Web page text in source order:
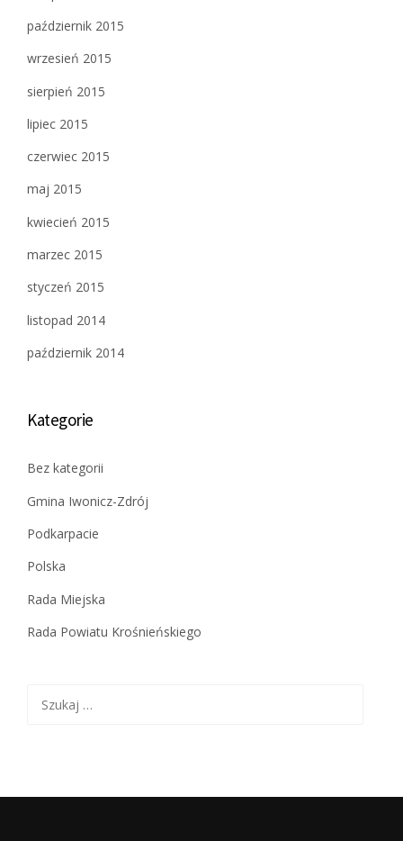
październik 2015
wrzesień 2015
sierpień 2015
lipiec 2015
czerwiec 2015
maj 2015
kwiecień 2015
marzec 2015
styczeń 2015
listopad 2014
październik 2014
Kategorie
Bez kategorii
Gmina Iwonicz-Zdrój
Podkarpacie
Polska
Rada Miejska
Rada Powiatu Krośnieńskiego